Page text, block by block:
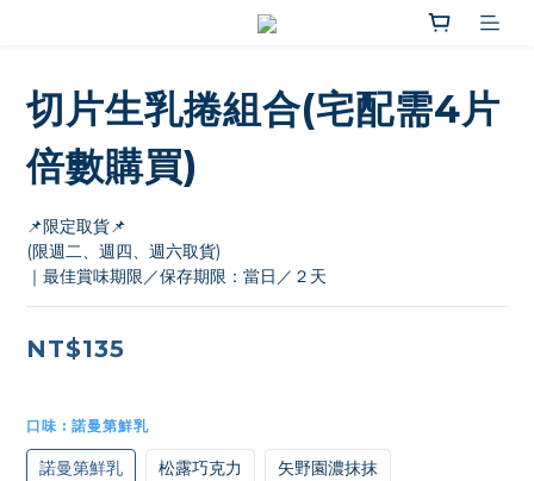
切片生乳捲組合(宅配需4片
倍數購買)
📌限定取貨📌
(限週二、週四、週六取貨)
｜最佳賞味期限／保存期限：當日／２天
NT$135
口味 : 諾曼第鮮乳
諾曼第鮮乳 松露巧克力 矢野園濃抹抹